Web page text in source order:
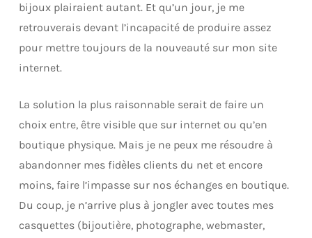
bijoux plairaient autant. Et qu’un jour, je me
retrouverais devant l’incapacité de produire assez
pour mettre toujours de la nouveauté sur mon site
internet.
La solution la plus raisonnable serait de faire un
choix entre, être visible que sur internet ou qu’en
boutique physique. Mais je ne peux me résoudre à
abandonner mes fidèles clients du net et encore
moins, faire l’impasse sur nos échanges en boutique.
Du coup, je n’arrive plus à jongler avec toutes mes
casquettes (bijoutière, photographe, webmaster,